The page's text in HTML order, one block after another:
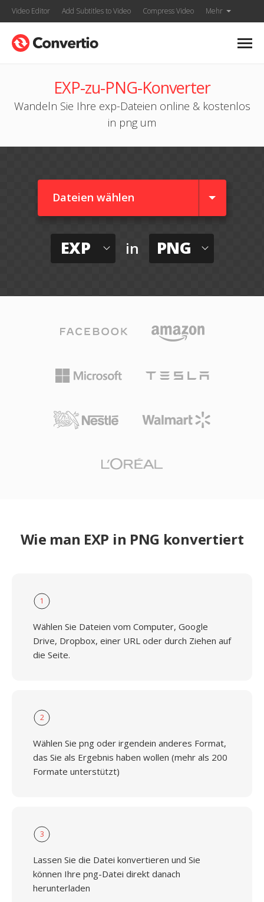
Video Editor Add Subtitles to Video Compress Video Mehr
EXP-zu-PNG-Konverter
Wandeln Sie Ihre exp-Dateien online & kostenlos
in png um
Dateien wählen
EXP in PNG
Wie man EXP in PNG konvertiert
1
Wählen Sie Dateien vom Computer, Google
Drive, Dropbox, einer URL oder durch Ziehen auf
die Seite.
2
Wählen Sie png oder irgendein anderes Format,
das Sie als Ergebnis haben wollen (mehr als 200
Formate unterstützt)
3
Lassen Sie die Datei konvertieren und Sie
können Ihre png-Datei direkt danach
herunterladen